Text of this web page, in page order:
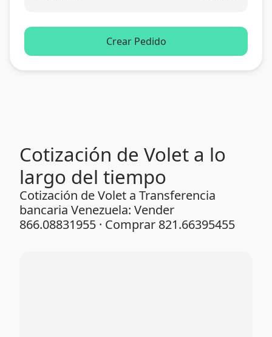
Crear Pedido
Cotización de Volet a lo
largo del tiempo
Cotización de Volet a Transferencia
bancaria Venezuela: Vender
866.08831955 · Comprar 821.66395455